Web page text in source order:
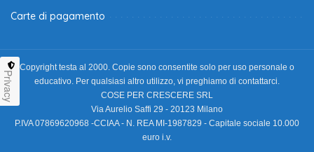
Carte di pagamento
Copyright testa al 2000. Copie sono consentite solo per uso personale o
educativo. Per qualsiasi altro utilizzo, vi preghiamo di contattarci.
COSE PER CRESCERE SRL
Via Aurelio Saffi 29 - 20123 Milano
P.IVA 07869620968 -CCIAA - N. REA MI-1987829 - Capitale sociale 10.000
euro i.v.
Privacy